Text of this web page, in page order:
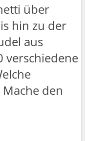
über
hin zu der
aus
verschiedene
den